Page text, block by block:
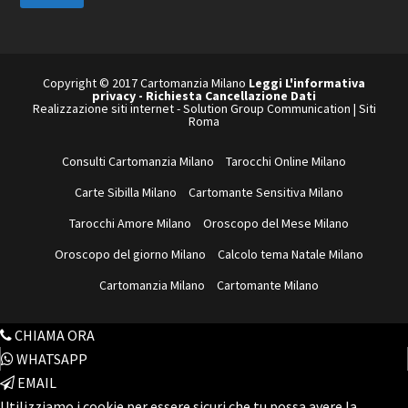
Copyright © 2017 Cartomanzia Milano Leggi L'informativa
privacy - Richiesta Cancellazione Dati
Realizzazione siti internet-Solution Group Communication | Siti
Roma
Consulti Cartomanzia Milano
Tarocchi Online Milano
Carte Sibilla Milano
Cartomante Sensitiva Milano
Tarocchi Amore Milano
Oroscopo del Mese Milano
Oroscopo del giorno Milano
Calcolo tema Natale Milano
Cartomanzia Milano
Cartomante Milano
CHIAMA ORA
WHATSAPP
EMAIL